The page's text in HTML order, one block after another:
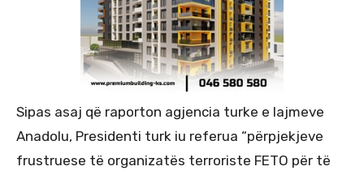
Sipas asaj që raporton agjencia turke e lajmeve
Anadolu, Presidenti turk iu referua “përpjekjeve
frustruese të organizatës terroriste FETO për të